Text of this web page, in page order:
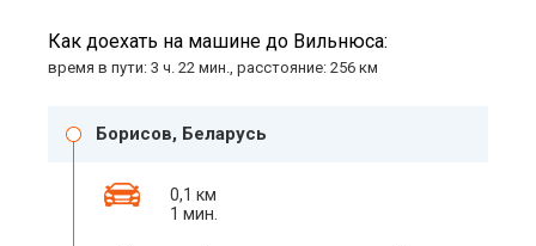
Как доехать на машине до Вильнюса:
время в пути: 3 ч. 22 мин., расстояние: 256 км
Борисов, Беларусь
0,1 км
1 мин.